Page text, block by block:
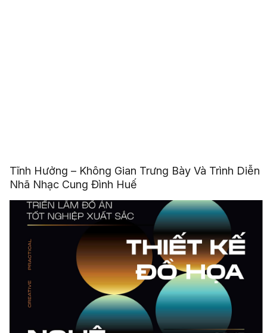
Tĩnh Hưởng – Không Gian Trưng Bày Và Trình Diễn
Nhã Nhạc Cung Đình Huế